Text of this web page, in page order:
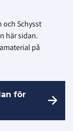
och Schysst
här sidan.
på
för